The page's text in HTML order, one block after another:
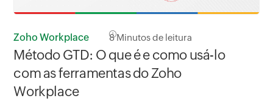
Zoho Workplace 8Minutos de leitura
Método GTD: O que é e como usá-lo
com as ferramentas do Zoho
Workplace